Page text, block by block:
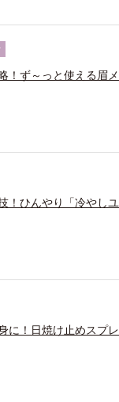
！ず～っと使える眉
！ひんやり「冷やし
に！日焼け止めスプ